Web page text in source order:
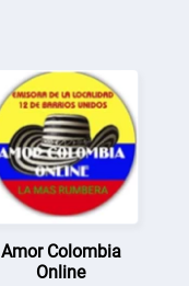
Amor Colombia
Online